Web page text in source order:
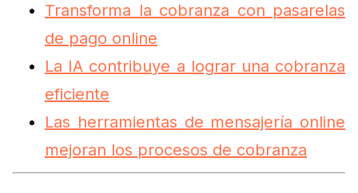
Transforma la cobranza con pasarelas
de pago online
La IA contribuye a lograr una cobranza
eficiente
Las herramientas de mensajería online
mejoran los procesos de cobranza